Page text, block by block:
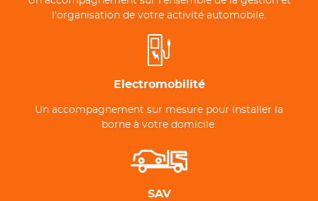
l’organisation de votre activité automobile.
Electromobilité
Un accompagnement sur mesure pour installer la
borne à votre domicile.
SAV